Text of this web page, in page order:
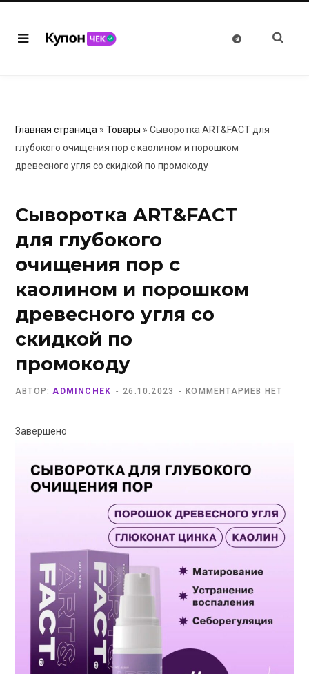
T
Главная страница » Товары » Сыворотка ART&FACT для
глубокого очищения пор с каолином и порошком
древесного угля со скидкой по промокоду
Сыворотка ART&FACT
для глубокого
очищения пор с
каолином и порошком
древесного угля со
скидкой по
промокоду
АВТОР: ADMINCHEK 26.10.2023 КОММЕНТАРИЕВ НЕТ
Завершено